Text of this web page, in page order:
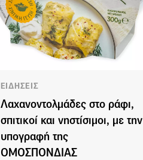
ΕΙΔΗΣΕΙΣ
Λαχανοντολμάδες στο ράφι,
σπιτικοί και νηστίσιμοι, με την
υπογραφή της
ΟΜΟΣΠΟΝΔΙΑΣ